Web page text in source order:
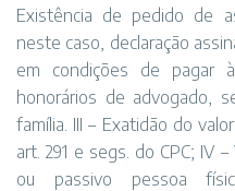
Existência de pedido de
neste caso, declaração
em condições de pagar
honorários de advogado,
família. III – Exatidão do
art. 291 e segs. do CPC; IV
ou passivo pessoa